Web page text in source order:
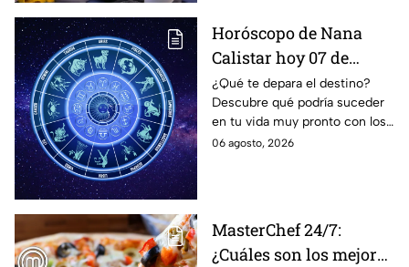
Horóscopo de Nana
Calistar hoy 07 de
agosto; estos signos
podrían dejar de estar
solteros más pronto de
lo que imaginan y
¿Qué te depara el destino?
Descubre qué podría suceder
en tu vida muy pronto con los
horóscopos de Nana Calistar;
06 agosto, 2026
MasterChef 24/7:
¿Cuáles son los mejores